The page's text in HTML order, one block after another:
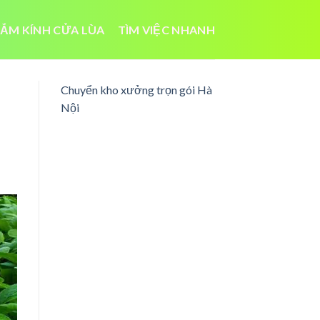
KÍNH CỬA LÙA TÌM VIỆC NHANH
Chuyển kho xưởng trọn gói Hà
Nội